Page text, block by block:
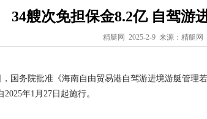
34艘次免担保金8.2亿 自驾游
精艇网 2025-2-9 来源：精艇网
务院批准《海南自由贸易港自驾游进境游艇管理
2025年1月27日起施行。